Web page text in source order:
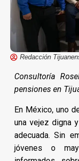
Redacción
Consultoría
pensiones en
En México, uno
una vejez digna
adecuada. Sin
jóvenes o